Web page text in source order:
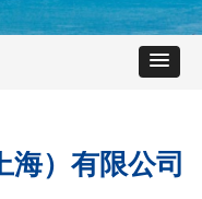
海）有限公司